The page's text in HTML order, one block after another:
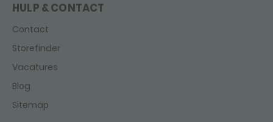
HULP & CONTACT
Contact
Storefinder
Vacatures
Blog
Sitemap